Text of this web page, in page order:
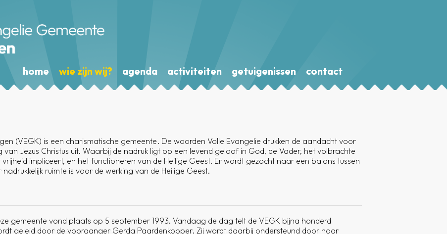
home wie zijn wij? agenda activiteiten getuigenissen contact
(VEGK) is een charismatische gemeente. De woorden Volle Evangelie drukken de aandacht voor
Jezus Christus uit. Waarbij de nadruk ligt op een levend geloof in God, de Vader, het volbrachte
impliceert, en het functioneren van de Heilige Geest. Er wordt gezocht naar een balans tussen
ruimte is voor de werking van de Heilige Geest.
gemeente vond plaats op 5 september 1993. Vandaag de dag telt de VEGK bijna honderd
geleid door de voorganger Gerda Paardenkooper. Zij wordt daarbij ondersteund door haar